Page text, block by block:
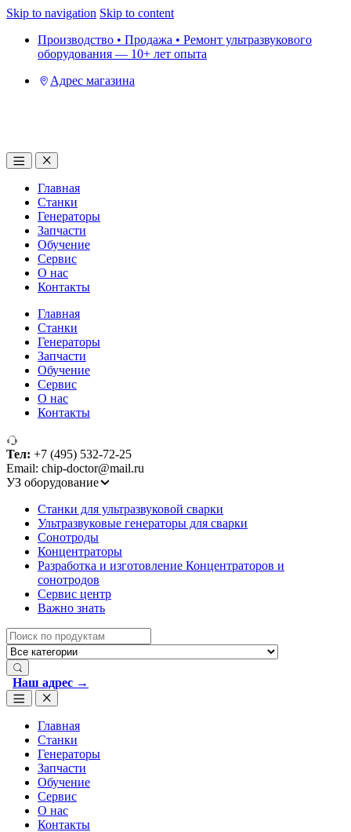
Skip to navigation Skip to content
Производство • Продажа • Ремонт ультразвукового
оборудования — 10+ лет опыта
Адрес магазина
Главная
Станки
Генераторы
Запчасти
Обучение
Сервис
О нас
Контакты
Главная
Станки
Генераторы
Запчасти
Обучение
Сервис
О нас
Контакты
Тел: +7 (495) 532-72-25
Email: chip-doctor@mail.ru
УЗ оборудование
Cтанки для ультразвуковой сварки
Ультразвуковые генераторы для сварки
Сонотроды
Концентраторы
Разработка и изготовление Концентраторов и
сонотродов
Сервис центр
Важно знать
Search
for:
Наш адрес →
Главная
Станки
Генераторы
Запчасти
Обучение
Сервис
О нас
Контакты